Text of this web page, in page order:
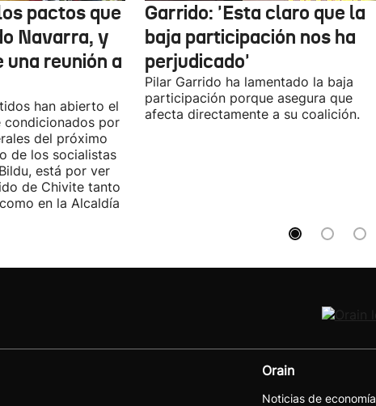
pactos que
Navarra, y
una reunión a
han abierto el
por
del próximo
de los socialistas
está por ver
de Chivite tanto
en la Alcaldía
Garrido: 'Esta claro que la
baja participación nos ha
perjudicado'
Pilar Garrido ha lamentado la baja
participación porque asegura que
afecta directamente a su coalición.
Orain
Noticias de economía